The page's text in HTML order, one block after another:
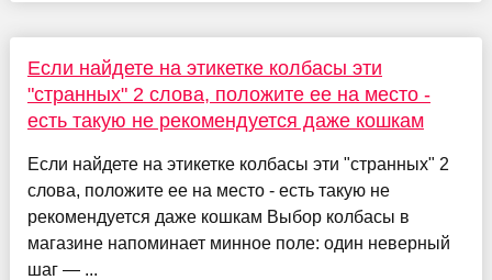
Если найдете на этикетке колбасы эти
"странных" 2 слова, положите ее на место -
есть такую не рекомендуется даже кошкам
Если найдете на этикетке колбасы эти "странных" 2
слова, положите ее на место - есть такую не
рекомендуется даже кошкам Выбор колбасы в
магазине напоминает минное поле: один неверный
шаг — ...